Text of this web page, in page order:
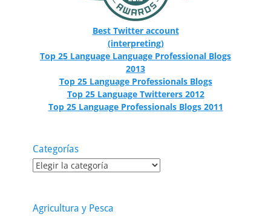
Best Twitter account
(interpreting)
Top 25 Language Language Professional Blogs
2013
Top 25 Language Professionals Blogs
Top 25 Language Twitterers 2012
Top 25 Language Professionals Blogs 2011
Categorías
Categorías
Agricultura y Pesca